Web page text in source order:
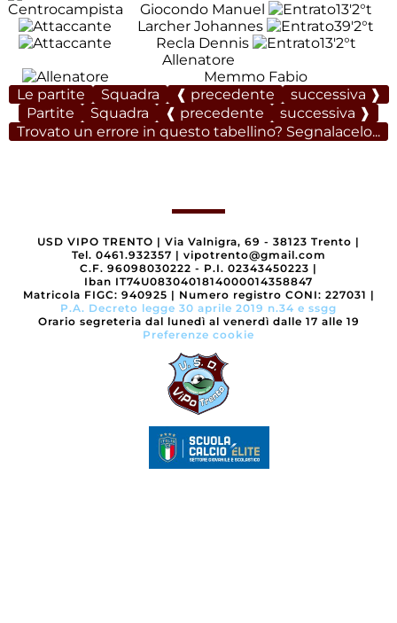
Giocondo Manuel
13'2°t
Larcher Johannes
39'2°t
Recla Dennis
13'2°t
Allenatore
Memmo Fabio
Le partite
Squadra ❰ precedente
successiva ❱
Partite
Squadra ❰ precedente
successiva ❱
Trovato un errore in questo tabellino? Segnalacelo...
USD VIPO TRENTO | Via Valnigra, 69 - 38123 Trento |
Tel. 0461.932357 | vipotrento@gmail.com
C.F. 96098030222 - P.I. 02343450223 |
Iban IT74U0830401814000014358847
Matricola FIGC: 940925 | Numero registro CONI: 227031 |
P.A. Decreto legge 30 aprile 2019 n.34 e ssgg
Orario segreteria dal lunedì al venerdì dalle 17 alle 19
Preferenze cookie